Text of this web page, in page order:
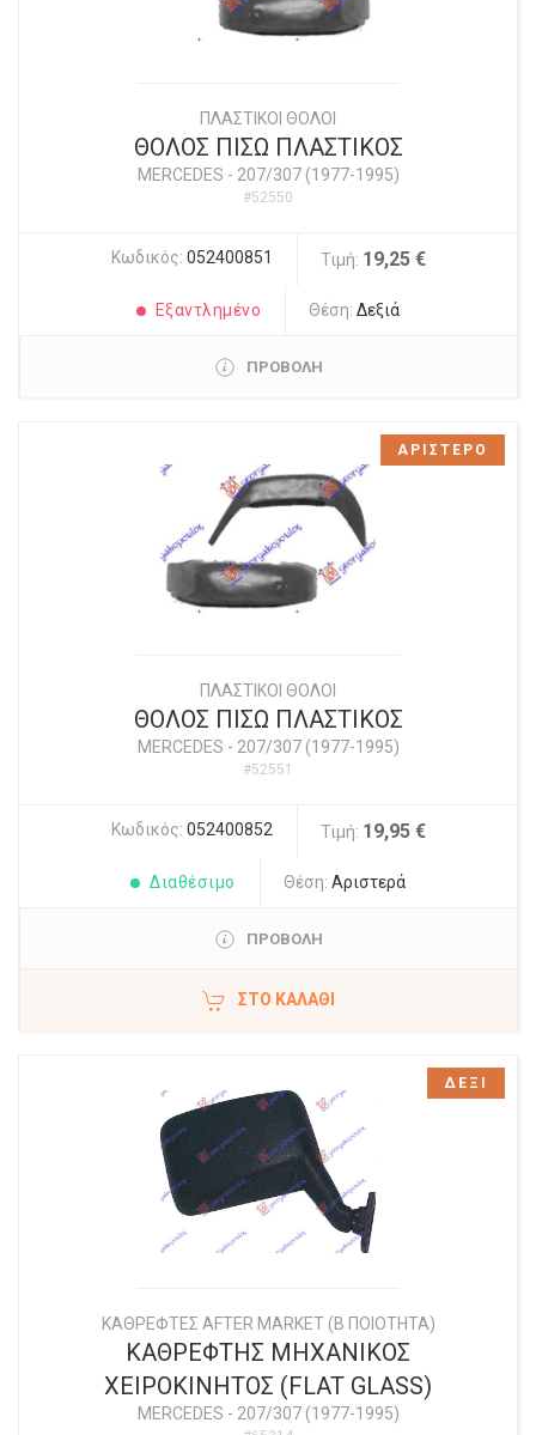
ΠΛΑΣΤΙΚΟΙ ΘΟΛΟΙ
ΘΟΛΟΣ ΠΙΣΩ ΠΛΑΣΤΙΚΟΣ
MERCEDES - 207/307 (1977-1995)
#52550
Κωδικός: 052400851 Τιμή: 19,25 €
Εξαντλημένο Θέση:Δεξιά
ΠΡΟΒΟΛΗ
ΠΛΑΣΤΙΚΟΙ ΘΟΛΟΙ
ΘΟΛΟΣ ΠΙΣΩ ΠΛΑΣΤΙΚΟΣ
MERCEDES - 207/307 (1977-1995)
#52551
Κωδικός: 052400852 Τιμή: 19,95 €
Διαθέσιμο Θέση: Αριστερά
ΠΡΟΒΟΛΗ
ΣΤΟ ΚΑΛΆΘΙ
ΑΡΙΣΤΕΡΟ
ΚΑΘΡΕΦΤΕΣ AFTER MARKET (Β ΠΟΙΟΤΗΤΑ)
ΚΑΘΡΕΦΤΗΣ ΜΗΧΑΝΙΚΟΣ
ΧΕΙΡΟΚΙΝΗΤΟΣ (FLAT GLASS)
MERCEDES - 207/307 (1977-1995)
ΔΕΞΙ